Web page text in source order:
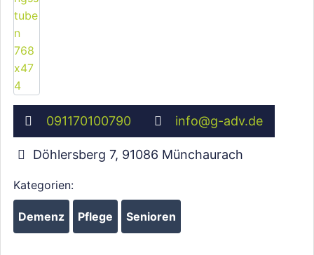
091170100790 info@g-adv.de
Döhlersberg 7, 91086 Münchaurach
Kategorien:
Demenz Pflege Senioren